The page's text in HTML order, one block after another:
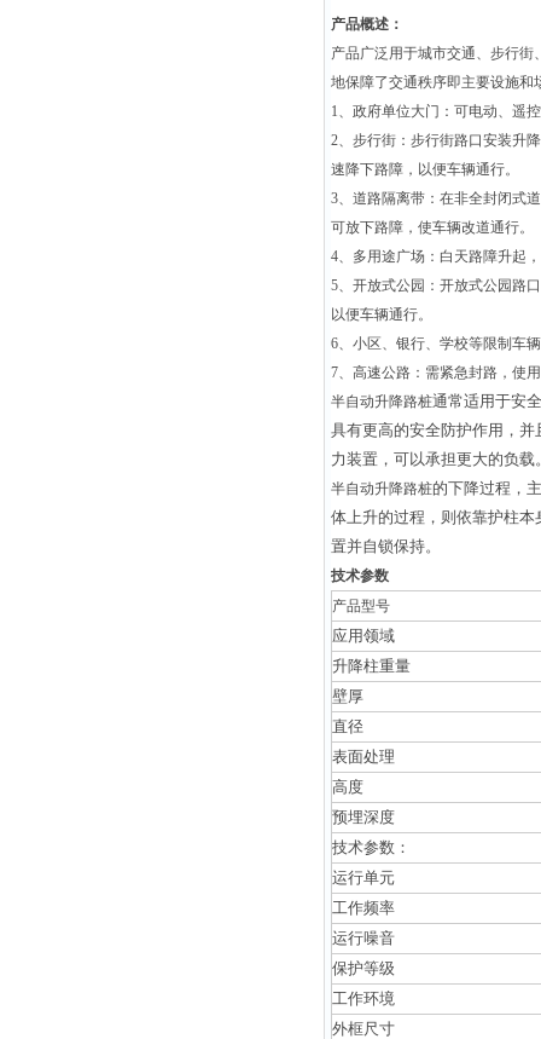
产品概述：
产品广泛用于城市交通、步行
地保障了交通秩序即主要设施和
1、政府单位大门：可电动、遥
2、步行街：步行街路口安装升
速降下路障，以便车辆通行。
3、道路隔离带：在非全封闭式
可放下路障，使车辆改道通行。
4、多用途广场：白天路障升起
5、开放式公园：开放式公园路
以便车辆通行。
6、小区、银行、学校等限制车
7、高速公路：需紧急封路，使
半自动升降路桩通常适用于安
具有更高的安全防护作用，
力装置，可以承担更大的负载
半自动升降路桩的下降过程，
体上升的过程，则依靠护柱
置并自锁保持。
技术参数
产品型号
应用领域
升降柱重量
壁厚
直径
表面处理
高度
预埋深度
技术参数：
运行单元
工作频率
运行噪音
保护等级
工作环境
外框尺寸